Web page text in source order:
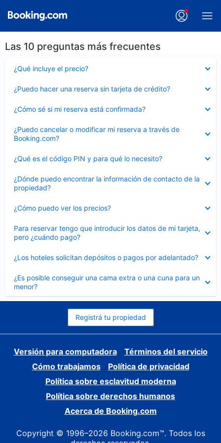
Las 10 preguntas más frecuentes
¿Qué incluye el precio?
cerrado
¿Puedo hacer una reserva sin tarjeta de crédito?
cerrado
¿Cómo sé si mi reserva está confirmada?
cerrado
¿Puedo cancelar o modificar mi reserva a través de
Booking.com?
cerrado
¿Qué es el código PIN y para qué lo necesito?
cerrado
¿Dónde puedo encontrar la información de contacto de la
propiedad?
cerrado
¿Cómo puedo ver los precios?
cerrado
Para reservar tengo que introducir los datos de mi tarjeta,
pero ¿cuándo pago?
cerrado
¿Los hoteles solicitan depósitos o pagos por adelantado?
cerrado
¿Es posible conseguir una cama extra o una cuna para un
menor?
cerrado
Registrá tu propiedad
Versión para computadora
Términos del servicio
Cómo trabajamos
Política de privacidad
Política sobre esclavitud moderna
Política sobre derechos humanos
Acerca de Booking.com
Copyright © 1996–2026 Booking.com™. Todos los